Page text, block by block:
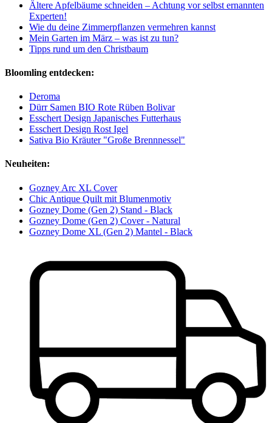
Ältere Apfelbäume schneiden – Achtung vor selbst ernannten
Experten!
Wie du deine Zimmerpflanzen vermehren kannst
Mein Garten im März – was ist zu tun?
Tipps rund um den Christbaum
Bloomling entdecken:
Deroma
Dürr Samen BIO Rote Rüben Bolivar
Esschert Design Japanisches Futterhaus
Esschert Design Rost Igel
Sativa Bio Kräuter "Große Brennnessel"
Neuheiten:
Gozney Arc XL Cover
Chic Antique Quilt mit Blumenmotiv
Gozney Dome (Gen 2) Stand - Black
Gozney Dome (Gen 2) Cover - Natural
Gozney Dome XL (Gen 2) Mantel - Black